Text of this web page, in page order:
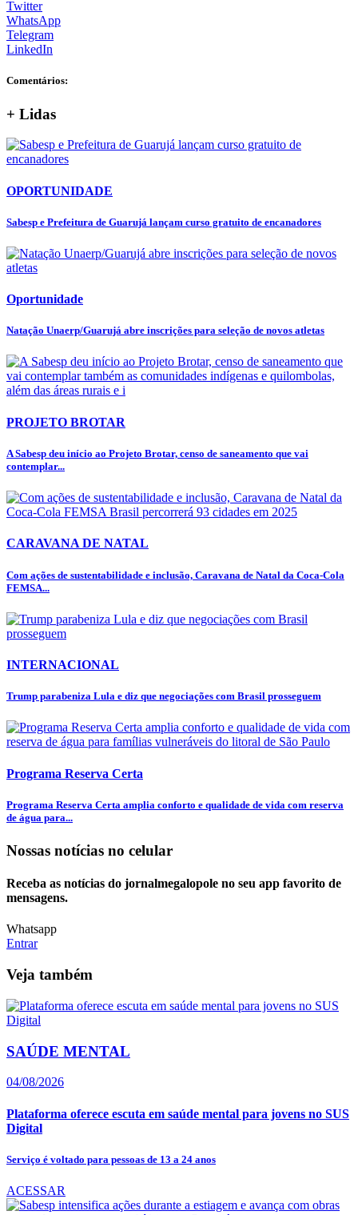
Twitter
WhatsApp
Telegram
LinkedIn
Comentários:
+ Lidas
OPORTUNIDADE
Sabesp e Prefeitura de Guarujá lançam curso gratuito de encanadores
Oportunidade
Natação Unaerp/Guarujá abre inscrições para seleção de novos atletas
PROJETO BROTAR
A Sabesp deu início ao Projeto Brotar, censo de saneamento que vai
contemplar...
CARAVANA DE NATAL
Com ações de sustentabilidade e inclusão, Caravana de Natal da Coca-Cola
FEMSA...
INTERNACIONAL
Trump parabeniza Lula e diz que negociações com Brasil prosseguem
Programa Reserva Certa
Programa Reserva Certa amplia conforto e qualidade de vida com reserva
de água para...
Nossas notícias no celular
Receba as notícias do jornalmegalopole no seu app favorito de
mensagens.
Whatsapp
Entrar
Veja também
SAÚDE MENTAL
04/08/2026
Plataforma oferece escuta em saúde mental para jovens no SUS
Digital
Serviço é voltado para pessoas de 13 a 24 anos
ACESSAR